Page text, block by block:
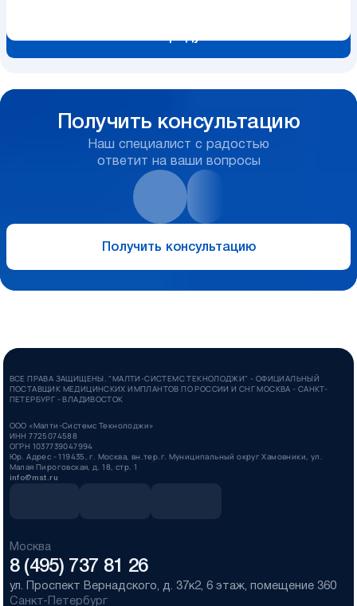
Получить консультацию
Наш специалист с радостью
ответит на ваши вопросы
Получить консультацию
ВСЕ ПРАВА ЗАЩИЩЕНЫ. "МАЛТИ-СИСТЕМС ТЕКНОЛОДЖИ" - ОФИЦИАЛЬНЫЙ
ПОСТАВЩИК МЕДИЦИНСКИХ ИМПЛАНТОВ ПО РОССИИ И СНГ МОСКВА - САНКТ-
ПЕТЕРБУРГ - ВЛАДИВОСТОК
ООО «Малти-Системс Текнолоджи»
ИНН 7725074588
ОГРН 1037739047994
Юр. Адрес - 119435, г. Москва, вн.тер.г. Муниципальный округ Хамовники, ул.
Малая Пироговская, д. 18, стр. 1
info@mst.ru
Москва
8 (495) 737 81 26
ул. Проспект Вернадского, д. 37к2, 6 этаж, помещение 360
Санкт-Петербург